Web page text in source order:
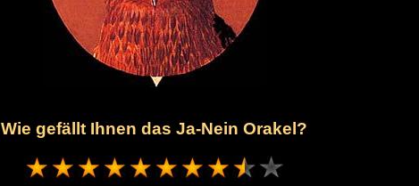
Wie gefällt Ihnen das Ja-Nein Orakel?